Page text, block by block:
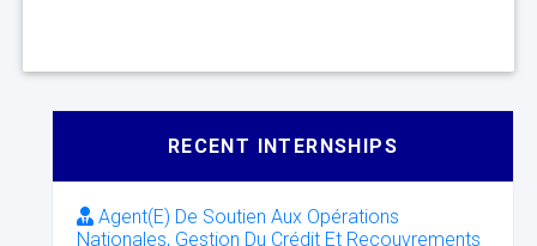
RECENT INTERNSHIPS
Agent(E) De Soutien Aux Opérations
Nationales, Gestion Du Crédit Et Recouvrements